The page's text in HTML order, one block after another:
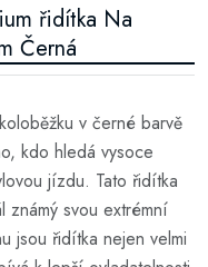
řidítka Na
Černá
v černé barvě
kdo hledá vysoce
jízdu. Tato řidítka
známý svou extrémní
jsou řidítka nejen velmi